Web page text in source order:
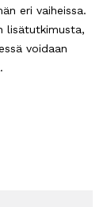
eri vaiheissa.
lisätutkimusta,
voidaan